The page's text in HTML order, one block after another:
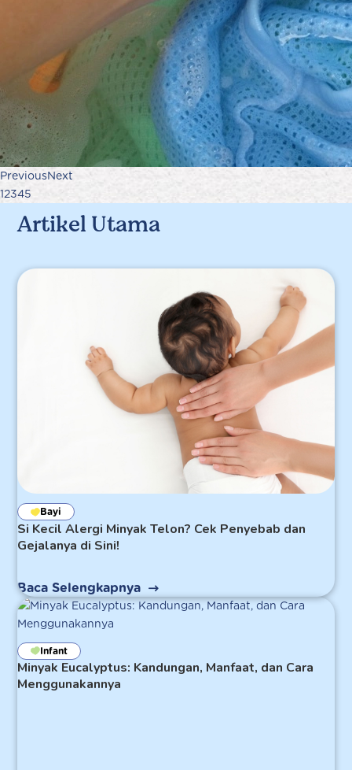
PreviousNext
12345
Artikel Utama
Si Kecil Alergi Minyak Telon? Cek Penyebab dan
Gejalanya di Sini!
Bayi
Baca Selengkapnya
Minyak Eucalyptus: Kandungan, Manfaat, dan Cara
Menggunakannya
Infant